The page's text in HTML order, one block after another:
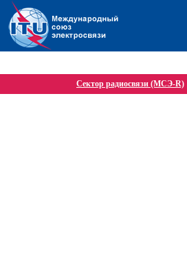
Сектор радиосвязи (МСЭ-R)